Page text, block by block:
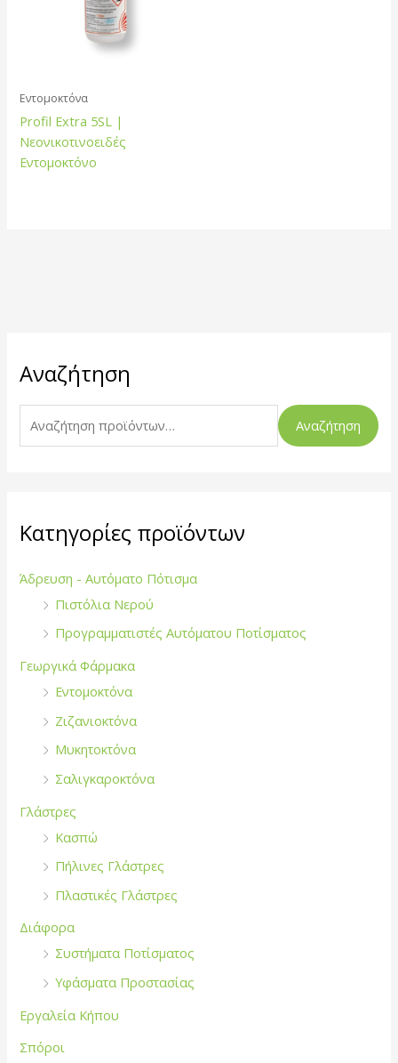
Αναζήτηση
ν
ή
σ
γ
Αναζήτηση
Κατηγορίες προϊόντων
Άδρευση - Αυτόματο Πότισμα
Πιστόλια Νερού
Προγραμματιστές Αυτόματου Ποτίσματος
Γεωργικά Φάρμακα
Εντομοκτόνα
Ζιζανιοκτόνα
Μυκητοκτόνα
Σαλιγκαροκτόνα
Γλάστρες
Κασπώ
Πήλινες Γλάστρες
Πλαστικές Γλάστρες
Διάφορα
Συστήματα Ποτίσματος
Υφάσματα Προστασίας
Εργαλεία Κήπου
Σπόροι
Εντομοκτόνα
Profil Extra 5SL |
Νεονικοτινοειδές
Εντομοκτόνο